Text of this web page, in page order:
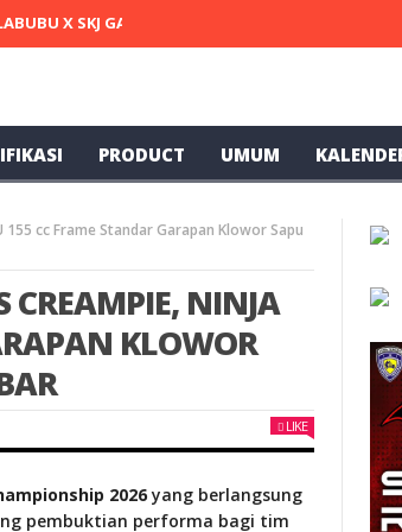
X SKJ GARAGE X SELVIE DARSAN TERCEPAT
PRODUCT UMUM
cc Frame Standar Garapan Klowor Sapu
CREAMPIE, NINJA
KLOWOR
LIKE
2026yang berlangsung
pembuktian performa bagi tim